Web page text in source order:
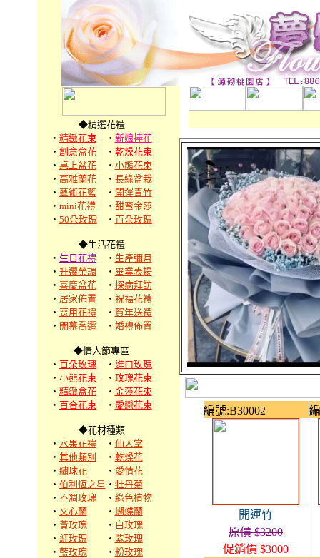
◆精選花禮
‧ 精緻花束 ‧ 新娘捧花
‧ 創意盒花 ‧ 乾燥花束
‧ 桌上盆花 ‧ 小熊花束
‧ 高雅蘭花 ‧ 長綠盆栽
‧ 藝術花籃 ‧ 開運青竹
‧ mini花禮 ‧ 甜蜜金莎
‧ 50朵玫瑰 ‧ 百朵玫瑰
◆生活花禮
‧ 生日花禮 ‧ 生產彌月
‧ 升遷榮調 ‧ 畢業表揚
‧ 喜慶盆花 ‧ 探病拜訪
‧ 居家佈置 ‧ 祝福花禮
‧ 喪用花禮 ‧ 賀年送禮
‧ 開幕喬遷 ‧ 婚禮佈置
◆情人節專區
‧ 百朵玫瑰 ‧ 進口玫瑰
‧ 小熊花束 ‧ 玫瑰花束
‧ 精緻盒花 ‧ 金莎花束
‧ 百合花束 ‧ 愛戀花束
◆花材種類
‧ 水果花禮 ‧ 仙人掌
‧ 其他類別 ‧ 乾燥花
‧ 繡球花 ‧ 愛情花
‧ 伯利恆之星 ‧ 牡丹菊
‧ 不凋玫瑰 ‧ 綠色植物
‧ 文心蘭 ‧ 蝴蝶蘭
‧ 黃玫瑰 ‧ 白玫瑰
‧ 紅玫瑰 ‧ 紫玫瑰
‧ 藍玫瑰 ‧ 粉玫瑰
編號:B30002
開運竹
原價 $3200
促銷價 $3000